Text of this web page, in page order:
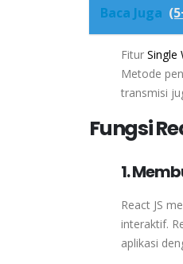
Baca Juga
Fitur Single
Metode
transmisi
Fungsi
1.
React JS
interaktif.
aplikasi